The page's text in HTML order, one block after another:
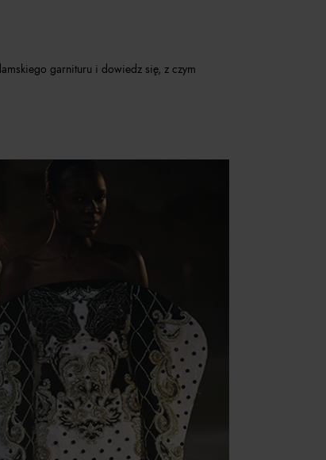
garnituru i dowiedz się, z czym